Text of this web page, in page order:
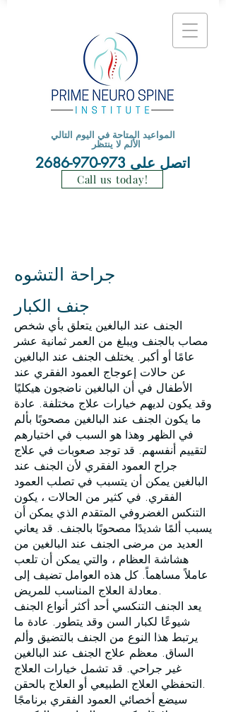
المواعيد المتاحة في اليوم التالي
الألم لا ينتظر
اتصل على 973-970-2686
Call us today!
جراحة التشوه
جنف الكبار
الجنف عند البالغين يتعلق بأي شخص
مصاب بالجنف ويبلغ من العمر ثمانية عشر
عامًا أو أكبر. يختلف الجنف عند البالغين
عن حالات إعوجاج العمود الفقري عند
الأطفال في أن البالغين ناضجون هيكليًا
وقد يكون لديهم خيارات علاج مختلفة. عادة
ما يكون الجنف عند البالغين مصحوبًا بألم
في الظهر وهذا هو السبب في اختيارهم
لتقييم أنفسهم. قد توجد صعوبات في علاج
جراح العمود الفقري لأن الجنف عند
البالغين يمكن أن يتسبب في تصلب العمود
الفقري. في كثير من الحالات ، يكون
التنكس الغضروفي المتقدم الذي يمكن أن
يسبب ألمًا شديدًا مصحوبًا بالجنف. قد يعاني
العديد من مرضى الجنف عند البالغين من
هشاشة العظام ، والتي يمكن أن تلعب
عاملاً مساهماً. كل هذه العوامل تضيف إلى
معادلة العلاج المناسب للمريض.
يعد الجنف التنكسي أحد أكثر أنواع الجنف
شيوعًا لكبار السن وقد يتطور. عادة ما
يرتبط هذا النوع من الجنف بالتضيق وألم
الساق. معظم علاج الجنف عند البالغين
غير جراحي. قد تشمل خيارات العلاج
التحفظي العلاج الطبيعي أو العلاج بالحقن.
سيضع أخصائي العمود الفقري برنامجًا